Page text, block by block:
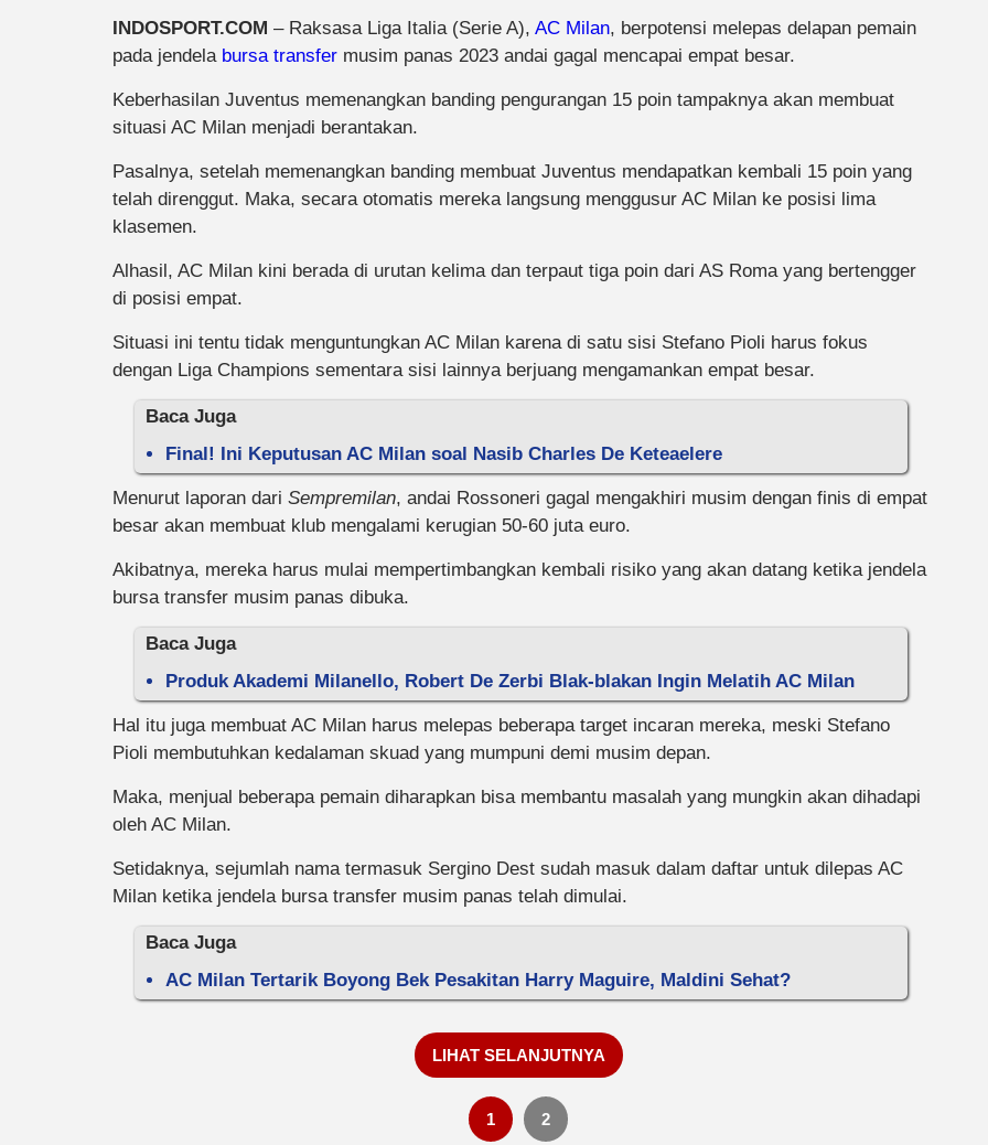
INDOSPORT.COM – Raksasa Liga Italia (Serie A), AC Milan, berpotensi melepas delapan pemain
pada jendela bursa transfer musim panas 2023 andai gagal mencapai empat besar.
Keberhasilan Juventus memenangkan banding pengurangan 15 poin tampaknya akan membuat
situasi AC Milan menjadi berantakan.
Pasalnya, setelah memenangkan banding membuat Juventus mendapatkan kembali 15 poin yang
telah direnggut. Maka, secara otomatis mereka langsung menggusur AC Milan ke posisi lima
klasemen.
Alhasil, AC Milan kini berada di urutan kelima dan terpaut tiga poin dari AS Roma yang bertengger
di posisi empat.
Situasi ini tentu tidak menguntungkan AC Milan karena di satu sisi Stefano Pioli harus fokus
dengan Liga Champions sementara sisi lainnya berjuang mengamankan empat besar.
Baca Juga
Final! Ini Keputusan AC Milan soal Nasib Charles De Keteaelere
Menurut laporan dari Sempremilan, andai Rossoneri gagal mengakhiri musim dengan finis di empat
besar akan membuat klub mengalami kerugian 50-60 juta euro.
Akibatnya, mereka harus mulai mempertimbangkan kembali risiko yang akan datang ketika jendela
bursa transfer musim panas dibuka.
Baca Juga
Produk Akademi Milanello, Robert De Zerbi Blak-blakan Ingin Melatih AC Milan
Hal itu juga membuat AC Milan harus melepas beberapa target incaran mereka, meski Stefano
Pioli membutuhkan kedalaman skuad yang mumpuni demi musim depan.
Maka, menjual beberapa pemain diharapkan bisa membantu masalah yang mungkin akan dihadapi
oleh AC Milan.
Setidaknya, sejumlah nama termasuk Sergino Dest sudah masuk dalam daftar untuk dilepas AC
Milan ketika jendela bursa transfer musim panas telah dimulai.
Baca Juga
AC Milan Tertarik Boyong Bek Pesakitan Harry Maguire, Maldini Sehat?
LIHAT SELANJUTNYA
1 2